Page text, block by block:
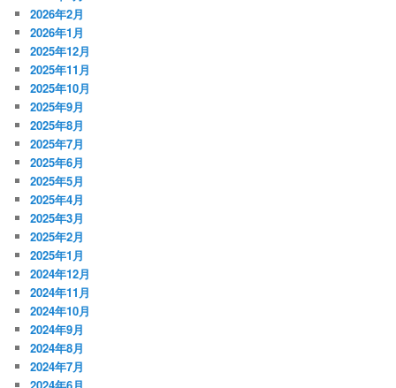
2026年2月
2026年1月
2025年12月
2025年11月
2025年10月
2025年9月
2025年8月
2025年7月
2025年6月
2025年5月
2025年4月
2025年3月
2025年2月
2025年1月
2024年12月
2024年11月
2024年10月
2024年9月
2024年8月
2024年7月